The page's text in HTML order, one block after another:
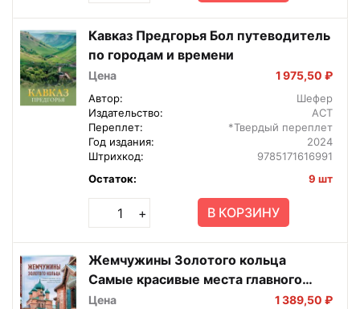
Кавказ Предгорья Бол путеводитель
по городам и времени
Цена 1 975,50 ₽
Автор:
Шефер
Издательство:
АСТ
Переплет:
*Твердый переплет
Год издания:
2024
Штрихкод:
9785171616991
Остаток:
9 шт
+ В КОРЗИНУ
Жемчужины Золотого кольца
Самые красивые места главного
туристического маршрута России
Цена 1 389,50 ₽